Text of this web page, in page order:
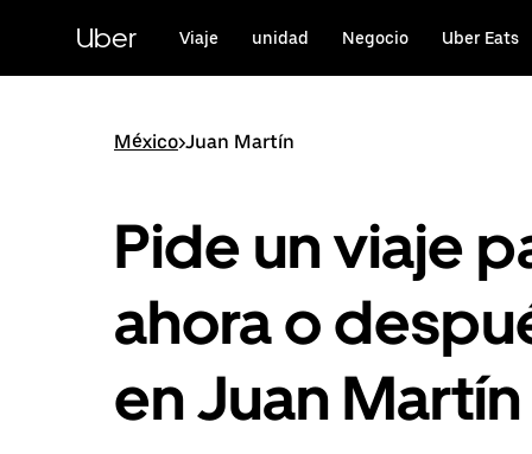
contenido
principal
Uber Viaje unidad Negocio Uber Eats
México>Juan Martín
Pide un viaje
ahora o
en Juan Martín